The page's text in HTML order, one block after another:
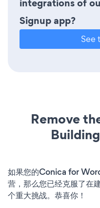
integrations of
Signup app?
See
Remove
如果您的Conica for
营，那么您已经克服了在
个重大挑战。恭喜你！